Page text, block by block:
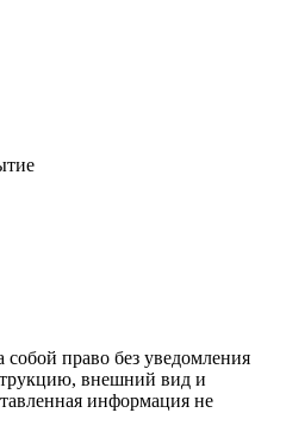
собой право без уведомления
внешний вид и
информация не